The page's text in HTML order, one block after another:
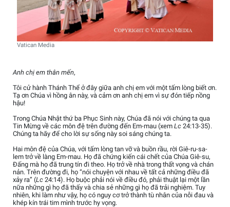
Vatican Media
Anh chị em thân mến,
Tôi cử hành Thánh Thể ở đây giữa anh chị em với một tấm lòng biết ơn.
Tạ ơn Chúa vì hồng ân này, và cảm ơn anh chị em vì sự đón tiếp nồng
hậu!
Trong Chúa Nhật thứ ba Phục Sinh này, Chúa đã nói với chúng ta qua
Tin Mừng về các môn đệ trên đường đến Em-mau (xem Lc 24:13-35).
Chúng ta hãy để cho lời sự sống này soi sáng chúng ta.
Hai môn đệ của Chúa, với tấm lòng tan vỡ và buồn rầu, rời Giê-ru-sa-
lem trở về làng Em-mau. Họ đã chứng kiến cái chết của Chúa Giê-su,
Đấng mà họ đã trung tín đi theo. Họ trở về nhà trong thất vọng và chán
nản. Trên đường đi, họ “nói chuyện với nhau về tất cả những điều đã
xảy ra” (Lc 24:14). Họ buộc phải nói về điều đó, phải thuật lại một lần
nữa những gì họ đã thấy và chia sẻ những gì họ đã trải nghiệm. Tuy
nhiên, khi làm như vậy, họ có nguy cơ trở thành tù nhân của nỗi đau và
khép kín trái tim mình trước hy vọng.